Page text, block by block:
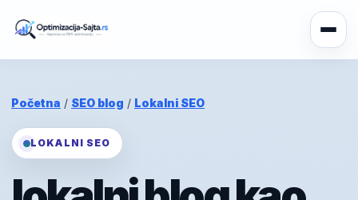
Početna / SEO blog / Lokalni SEO
LOKALNI SEO